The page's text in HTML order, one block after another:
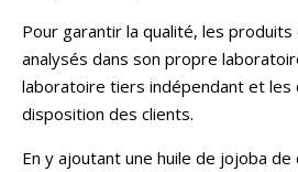
Pour garantir la qualité, les produits
analysés dans son propre
laboratoire tiers indépendant et les
disposition des clients.
En y ajoutant une huile de jojoba